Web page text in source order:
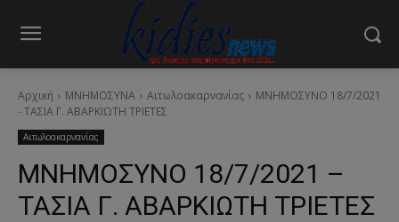
Αρχική ΜΝΗΜΟΣΥΝΑ Αιτωλοακαρνανίας
ΜΝΗΜΟΣΥΝΟ 18/7/2021
- ΤΑΣΙΑ Γ. ΑΒΑΡΚΙΩΤΗ ΤΡΙΕΤΕΣ
Αιτωλοακαρνανίας
ΜΝΗΜΟΣΥΝΟ 18/7/2021 –
ΤΑΣΙΑ Γ. ΑΒΑΡΚΙΩΤΗ ΤΡΙΕΤΕΣ